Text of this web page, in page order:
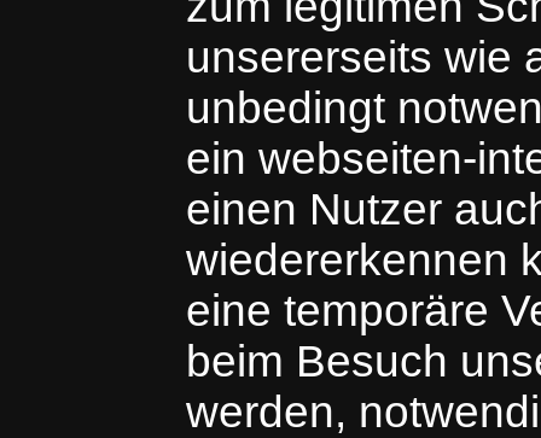
unsererseits wie
unbedingt
ein webseiten-
einen Nutzer
wiedererkennen
eine temporäre
beim Besuch
werden,